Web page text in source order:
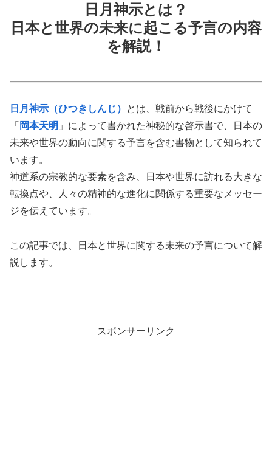
日月神示とは？
日本と世界の未来に起こる予言の内容
を解説！
日月神示（ひつきしんじ）
とは、戦前から戦後にかけて
「 岡本天明 」によって書かれた神秘的な啓示書で、日本の
未来や世界の動向に関する予言を含む書物として知られて
います。
神道系の宗教的な要素を含み、日本や世界に訪れる大きな
転換点や、人々の精神的な進化に関係する重要なメッセー
ジを伝えています。
この記事では、日本と世界に関する未来の予言について解
説します。
スポンサーリンク